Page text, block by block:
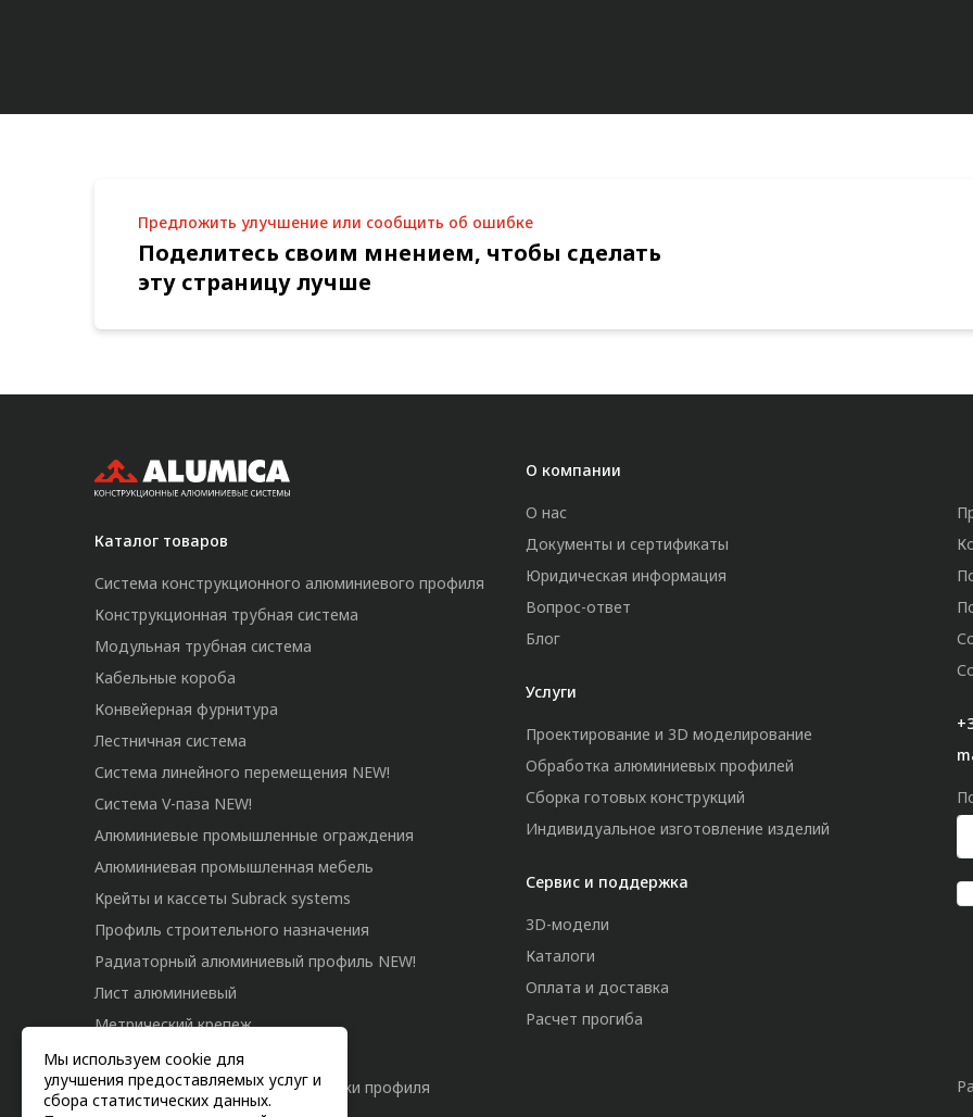
Мы используем cookie для
улучшения предоставляемых услуг и
сбора статистических данных.
Предложить улучшение или сообщить об ошибке
Поделитесь своим мнением, чтобы сделать
эту страницу лучше
Каталог товаров
Система конструкционного алюминиевого профиля
Конструкционная трубная система
Модульная трубная система
Кабельные короба
Конвейерная фурнитура
Лестничная система
Система линейного перемещения NEW!
Система V-паза NEW!
Алюминиевые промышленные ограждения
Алюминиевая промышленная мебель
Крейты и кассеты Subrack systems
Профиль строительного назначения
Радиаторный алюминиевый профиль NEW!
Лист алюминиевый
Метрический крепеж
Конструкции из профиля
Услуги дополнительной обработки профиля
О компании
О нас
Документы и сертификаты
Юридическая информация
Вопрос-ответ
Блог
Услуги
Проектирование и 3D моделирование
Обработка алюминиевых профилей
Сборка готовых конструкций
Индивидуальное изготовление изделий
Сервис и поддержка
3D-модели
Каталоги
Оплата и доставка
Расчет прогиба